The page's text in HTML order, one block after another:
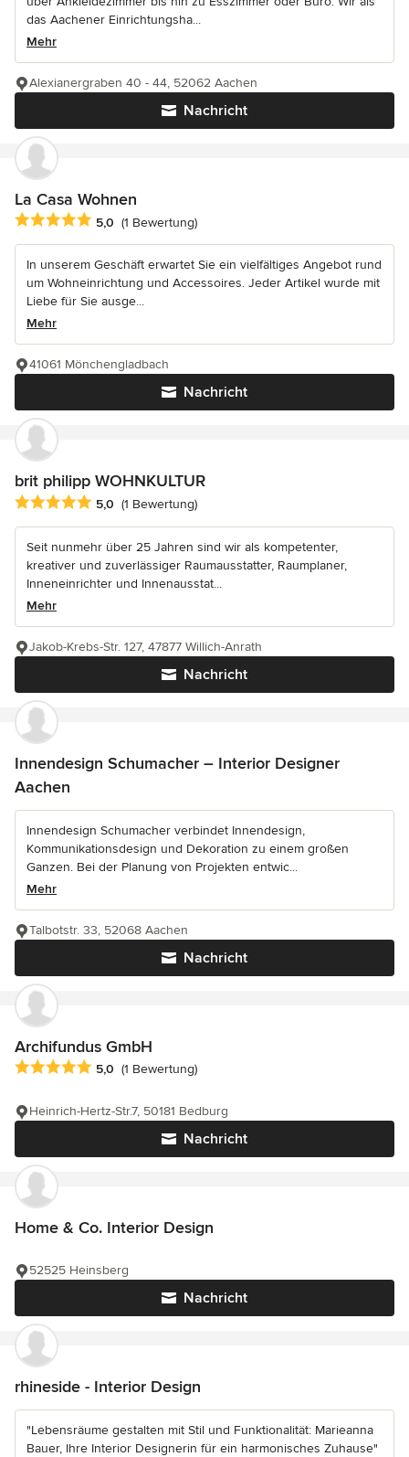
das Aachener Einrichtungsha...
Mehr
Nachricht
Alexianergraben 40 - 44, 52062 Aachen
La Casa Wohnen
Durchschnittliche Bewertung: 5 von 5 Sternen
5,0 (1 Bewertung)
In unserem Geschäft erwartet Sie ein vielfältiges Angebot rund
um Wohneinrichtung und Accessoires. Jeder Artikel wurde mit
Liebe für Sie ausge...
Mehr
Nachricht
41061 Mönchengladbach
brit philipp WOHNKULTUR
Durchschnittliche Bewertung: 5 von 5 Sternen
5,0 (1 Bewertung)
Seit nunmehr über 25 Jahren sind wir als kompetenter,
kreativer und zuverlässiger Raumausstatter, Raumplaner,
Inneneinrichter und Innenausstat...
Mehr
Nachricht
Jakob-Krebs-Str. 127, 47877 Willich-Anrath
Innendesign Schumacher – Interior Designer
Aachen
Innendesign Schumacher verbindet Innendesign,
Kommunikationsdesign und Dekoration zu einem großen
Ganzen. Bei der Planung von Projekten entwic...
Mehr
Nachricht
Talbotstr. 33, 52068 Aachen
Archifundus GmbH
Durchschnittliche Bewertung: 5 von 5 Sternen
5,0 (1 Bewertung)
Nachricht
Heinrich-Hertz-Str.7, 50181 Bedburg
Home & Co. Interior Design
Nachricht
52525 Heinsberg
rhineside - Interior Design
"Lebensräume gestalten mit Stil und Funktionalität: Marieanna
Bauer, Ihre Interior Designerin für ein harmonisches Zuhause"